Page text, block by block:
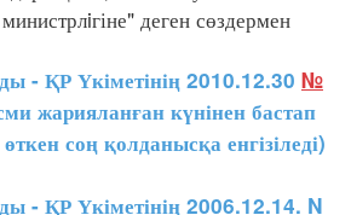
деген сөздермен
- ҚР Үкіметінің 2010.12.30 №
жарияланған күнінен бастап
соң қолданысқа енгізіледі)
- ҚР Үкіметінің 2006.12.14. N